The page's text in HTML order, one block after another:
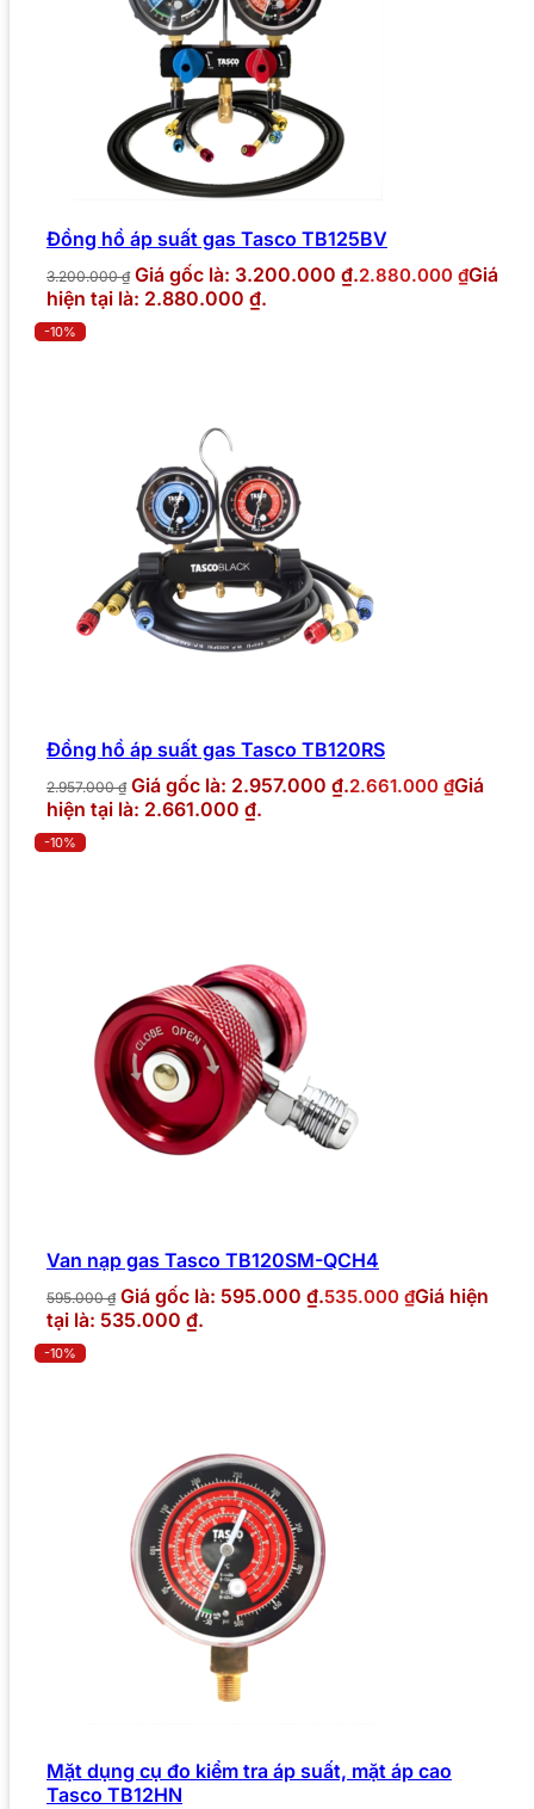
Đồng hồ áp suất gas Tasco TB125BV
3.200.000₫ Giá gốc là: 3.200.000 ₫.2.880.000 ₫Giá
hiện tại là: 2.880.000 ₫.
-10%
Đồng hồ áp suất gas Tasco TB120RS
2.957.000₫ Giá gốc là: 2.957.000 ₫.2.661.000 ₫Giá
hiện tại là: 2.661.000 ₫.
-10%
Van nạp gas Tasco TB120SM-QCH4
595.000₫ Giá gốc là: 595.000 ₫.535.000 ₫Giá hiện
tại là: 535.000 ₫.
-10%
Mặt dụng cụ đo kiểm tra áp suất, mặt áp cao
Tasco TB12HN